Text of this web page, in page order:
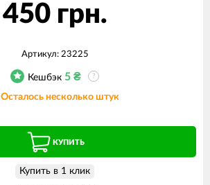
450 грн.
Артикул: 23225
Кешбэк 5 ₴ ?
Осталось несколько штук
КУПИТЬ
Купить в 1 клик